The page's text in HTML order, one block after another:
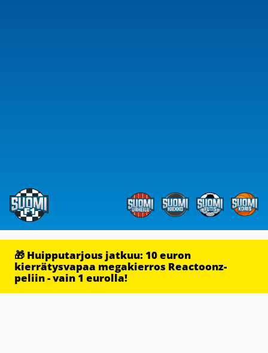
🎁 Huipputarjous jatkuu: 10 euron
kierrätysvapaa megakierros Reactoonz-
peliin - vain 1 eurolla!